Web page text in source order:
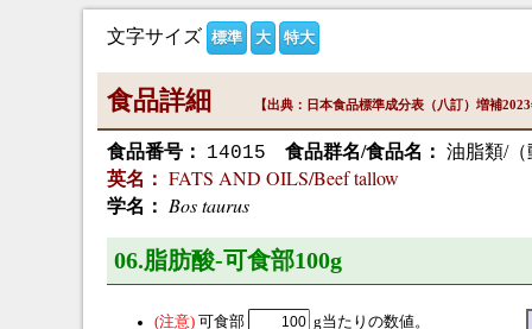
文字サイズ 標準 大 特大
食品詳細 【出典：日本食品標準成分表（八訂）増補
食品番号： 14015 食品群名/食品名： 油脂類/
英名： FATS AND OILS/Beef tallow
学名： Bos taurus
06.脂肪酸-可食部100g
可食部 g当たりの数値。